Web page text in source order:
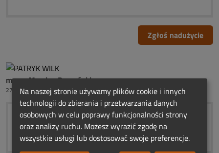
Zgłoś nadużycie
mama Marcina Domańskiego
27 tygodni temu
✬ ڿڰۣڿ❀❤❀ڿڰۣڿ Smutne Rocznicowe Światełko
Pamięci ڿڰۣڿ❀❤❀ڿڰۣڿ ✬
Na naszej stronie używamy plików cookie i innych
technologii do zbierania i przetwarzania danych
osobowych w celu poprawy funkcjonalności strony
oraz analizy ruchu. Możesz wyrazić zgodę na
wszystkie usługi lub dostosować swoje preferencje.